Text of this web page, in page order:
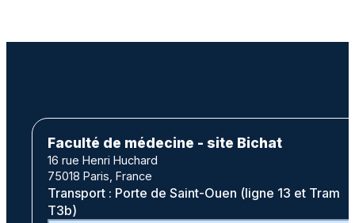
Faculté de médecine - site Bichat
16 rue Henri Huchard
75018 Paris, France
Transport : Porte de Saint-Ouen (ligne 13 et Tram
T3b)